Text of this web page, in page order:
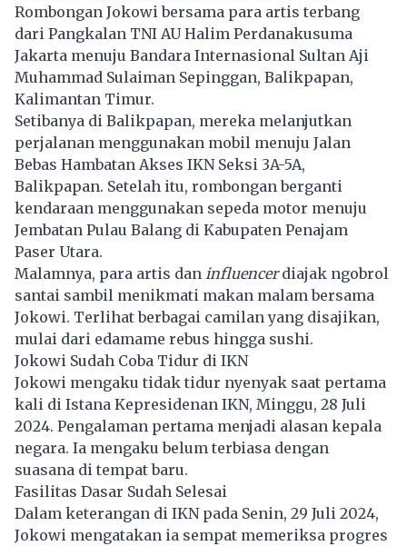
Rombongan Jokowi bersama para artis terbang
dari Pangkalan TNI AU Halim Perdanakusuma
Jakarta menuju Bandara Internasional Sultan Aji
Muhammad Sulaiman Sepinggan, Balikpapan,
Kalimantan Timur.
Setibanya di Balikpapan, mereka melanjutkan
perjalanan menggunakan mobil menuju Jalan
Bebas Hambatan Akses IKN Seksi 3A-5A,
Balikpapan. Setelah itu, rombongan berganti
kendaraan menggunakan sepeda motor menuju
Jembatan Pulau Balang di Kabupaten Penajam
Paser Utara.
Malamnya, para artis dan influencerdiajak ngobrol
santai sambil menikmati makan malam bersama
Jokowi. Terlihat berbagai camilan yang disajikan,
mulai dari edamame rebus hingga sushi.
Jokowi Sudah Coba Tidur di IKN
Jokowi mengaku tidak tidur nyenyak saat pertama
kali di Istana Kepresidenan IKN, Minggu, 28 Juli
2024. Pengalaman pertama menjadi alasan kepala
negara. Ia mengaku belum terbiasa dengan
suasana di tempat baru.
Fasilitas Dasar Sudah Selesai
Dalam keterangan di IKN pada Senin, 29 Juli 2024,
Jokowi mengatakan ia sempat memeriksa progres